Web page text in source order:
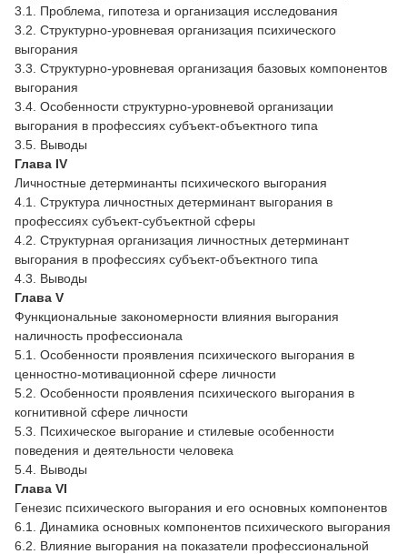
3.1. Проблема, гипотеза и организация исследования
3.2. Структурно-уровневая организация психического
выгорания
3.3. Структурно-уровневая организация базовых компонентов
выгорания
3.4. Особенности структурно-уровневой организации
выгорания в профессиях субъект-объектного типа
3.5. Выводы
Глава IV
Личностные детерминанты психического выгорания
4.1. Структура личностных детерминант выгорания в
профессиях субъект-субъектной сферы
4.2. Структурная организация личностных детерминант
выгорания в профессиях субъект-объектного типа
4.3. Выводы
Глава V
Функциональные закономерности влияния выгорания
наличность профессионала
5.1. Особенности проявления психического выгорания в
ценностно-мотивационной сфере личности
5.2. Особенности проявления психического выгорания в
когнитивной сфере личности
5.3. Психическое выгорание и стилевые особенности
поведения и деятельности человека
5.4. Выводы
Глава VI
Генезис психического выгорания и его основных компонентов
6.1. Динамика основных компонентов психического выгорания
6.2. Влияние выгорания на показатели профессиональной